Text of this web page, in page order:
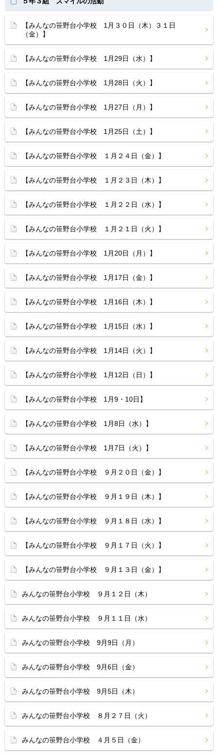
【みんなの笹野台小学校 1月３０日（木）３１日
（金）】
【みんなの笹野台小学校 1月29日（水）】
【みんなの笹野台小学校 1月28日（火）】
【みんなの笹野台小学校 1月27日（月）】
【みんなの笹野台小学校 1月25日（土）】
【みんなの笹野台小学校 １月２４日（金）】
【みんなの笹野台小学校 １月２３日（木）】
【みんなの笹野台小学校 １月２２日（水）】
【みんなの笹野台小学校 １月２１日（火）】
【みんなの笹野台小学校 1月20日（月）】
【みんなの笹野台小学校 1月17日（金）】
【みんなの笹野台小学校 1月16日（木）】
【みんなの笹野台小学校 1月15日（水）】
【みんなの笹野台小学校 1月14日（火）】
【みんなの笹野台小学校 1月12日（日）】
【みんなの笹野台小学校 1月9・10日】
【みんなの笹野台小学校 1月8日（水）】
【みんなの笹野台小学校 1月7日（火）】
【みんなの笹野台小学校 ９月２０日（金）】
【みんなの笹野台小学校 ９月１９日（木）】
【みんなの笹野台小学校 ９月１８日（水）】
【みんなの笹野台小学校 ９月１７日（火）】
【みんなの笹野台小学校 ９月１３日（金）】
みんなの笹野台小学校 ９月１２日（木）
みんなの笹野台小学校 ９月１１日（水）
みんなの笹野台小学校 9月9日（月）
みんなの笹野台小学校 9月6日（金）
みんなの笹野台小学校 9月5日（木）
みんなの笹野台小学校 ８月２７日（火）
みんなの笹野台小学校 ４月５日（金）